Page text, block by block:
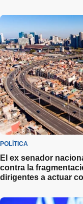
POLÍTICA
El ex senador
contra la
dirigentes a actuar